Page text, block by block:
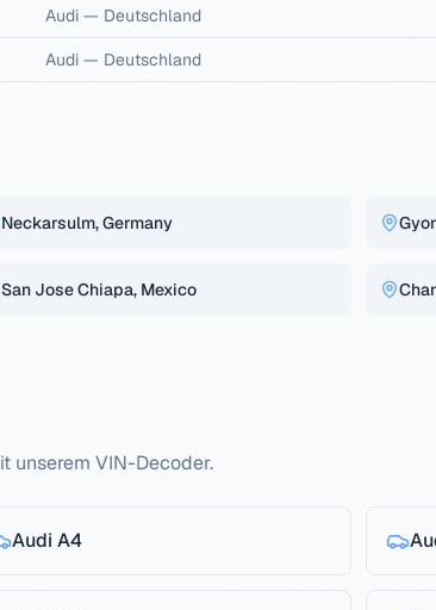
Audi — Deutschland
Audi — Deutschland
Neckarsulm, Germany
San Jose Chiapa, Mexico
unserem VIN-Decoder.
Audi A4